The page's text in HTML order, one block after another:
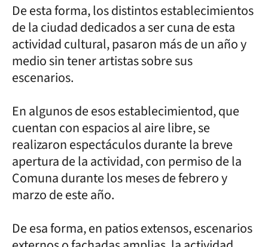
De esta forma, los distintos establecimientos
de la ciudad dedicados a ser cuna de esta
actividad cultural, pasaron más de un año y
medio sin tener artistas sobre sus
escenarios.
En algunos de esos establecimientod, que
cuentan con espacios al aire libre, se
realizaron espectáculos durante la breve
apertura de la actividad, con permiso de la
Comuna durante los meses de febrero y
marzo de este año.
De esa forma, en patios extensos, escenarios